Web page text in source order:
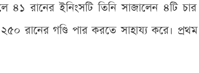
৪১ রানের ইনিংসটি তিনি সাজালেন ৪টি
গণ্ডি পার করতে সাহায্য করে। প্রথম